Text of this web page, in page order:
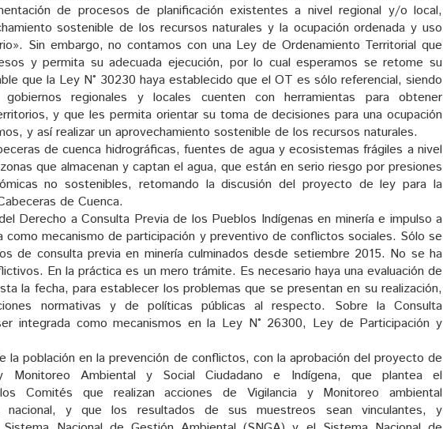
de procesos de planificación existentes a nivel regional y/o local,
sostenible de los recursos naturales y la ocupación ordenada y uso
Sin embargo, no contamos con una Ley de Ordenamiento Territorial que
y permita su adecuada ejecución, por lo cual esperamos se retome su
que la Ley N° 30230 haya establecido que el OT es sólo referencial, siendo
regionales y locales cuenten con herramientas para obtener
y que les permita orientar su toma de decisiones para una ocupación
y así realizar un aprovechamiento sostenible de los recursos naturales.
de cuenca hidrográficas, fuentes de agua y ecosistemas frágiles a nivel
que almacenan y captan el agua, que están en serio riesgo por presiones
no sostenibles, retomando la discusión del proyecto de ley para la
de Cuenca.
Derecho a Consulta Previa de los Pueblos Indígenas en minería e impulso a
como mecanismo de participación y preventivo de conflictos sociales. Sólo se
de consulta previa en minería culminados desde setiembre 2015. No se ha
En la práctica es un mero trámite. Es necesario haya una evaluación de
la fecha, para establecer los problemas que se presentan en su realización,
normativas y de políticas públicas al respecto. Sobre la Consulta
integrada como mecanismos en la Ley N° 26300, Ley de Participación y
la población en la prevención de conflictos, con la aprobación del proyecto de
Monitoreo Ambiental y Social Ciudadano e Indígena, que plantea el
Comités que realizan acciones de Vigilancia y Monitoreo ambiental
nacional, y que los resultados de sus muestreos sean vinculantes, y